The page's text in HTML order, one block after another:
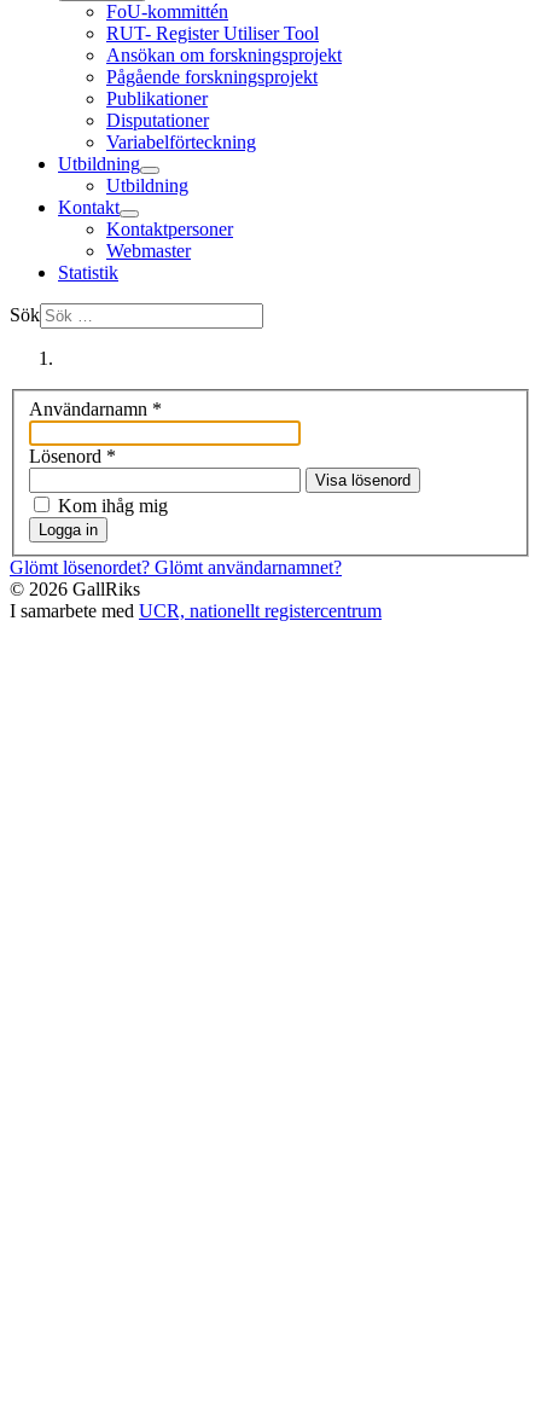
FoU-kommittén
RUT- Register Utiliser Tool
Ansökan om forskningsprojekt
Pågående forskningsprojekt
Publikationer
Disputationer
Variabelförteckning
Utbildning
Utbildning
Kontakt
Kontaktpersoner
Webmaster
Statistik
Sök
Användarnamn *
Lösenord *
Visa lösenord
Kom ihåg mig
Logga in
Glömt lösenordet? Glömt användarnamnet?
© 2026 GallRiks
I samarbete med UCR, nationellt registercentrum